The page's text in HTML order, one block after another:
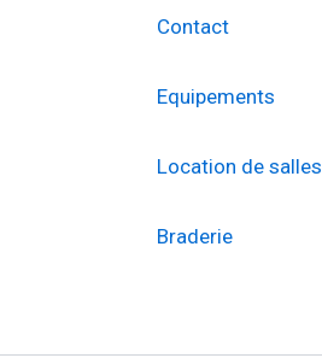
Contact
Equipements
Location de salles
Braderie